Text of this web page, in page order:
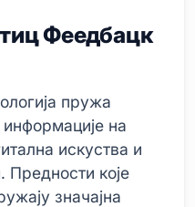
Феедбацк
пружа
на
искуства и
Предности које
значајна